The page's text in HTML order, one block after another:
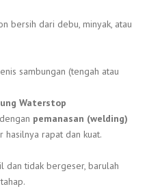
bersih dari debu, minyak, atau
sambungan (tengah atau
Waterstop
pemanasan (welding)
hasilnya rapat dan kuat.
dan tidak bergeser, barulah